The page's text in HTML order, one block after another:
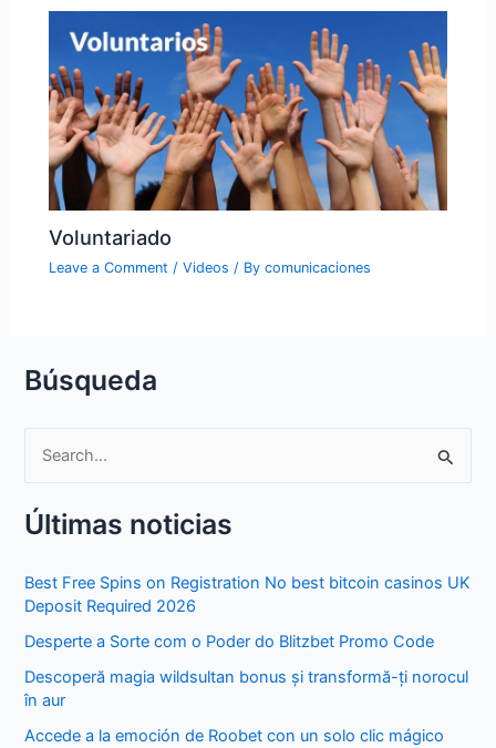
Voluntariado
Leave a Comment /Videos / Bycomunicaciones
Búsqueda
a
c
f
o
Últimas noticias
Best Free Spins on Registration No best bitcoin casinos UK
Deposit Required 2026
Desperte a Sorte com o Poder do Blitzbet Promo Code
Descoperă magia wildsultan bonus și transformă-ți norocul
în aur
Accede a la emoción de Roobet con un solo clic mágico